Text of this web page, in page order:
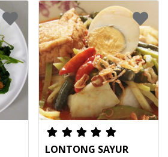
LONTONG SAYUR